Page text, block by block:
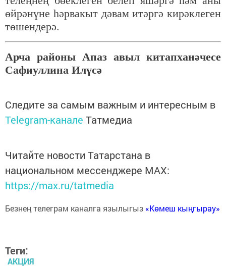
өйрәнүне һәрвакыт дәвам итәргә кирәклеген
төшендерә.
Арча районы Апаз авыл китапханәчесе
Сафиуллина Илүсә
Следите за самым важным и интересным в
Telegram-канале Татмедиа
Читайте новости Татарстана в
национальном мессенджере MАХ:
https://max.ru/tatmedia
Безнең телеграм каналга язылыгыз «Көмеш кыңгырау»
Теги:
АКЦИЯ